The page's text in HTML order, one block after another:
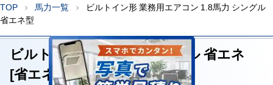
TOP chevron_right 馬力一覧 chevron_right
ビルトイン形 業務用エアコン 1.8馬力 シングル
省エネ型
ビルトイン形 1.8馬力 シングル 省エネ
[省エネレベル2]